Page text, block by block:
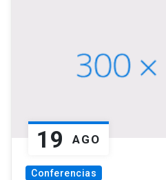
19 AGO
Conferencias